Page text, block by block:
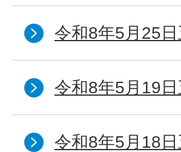
令和8年5月25
令和8年5月19
令和8年5月18